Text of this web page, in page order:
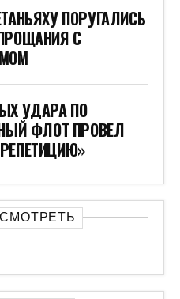
ПОРУГАЛИСЬ
С
УДАРА ПО
ФЛОТ ПРОВЕЛ